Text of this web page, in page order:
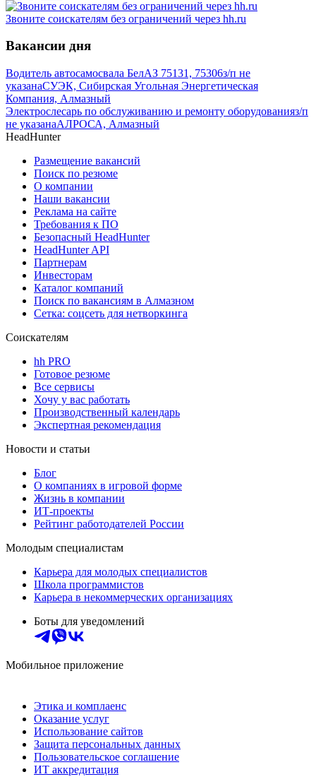
Звоните соискателям без ограничений через hh.ru
Вакансии дня
Водитель автосамосвала БелАЗ 75131, 75306з/п не
указанаСУЭК, Сибирская Угольная Энергетическая
Компания, Алмазный
Электрослесарь по обслуживанию и ремонту оборудованияз/п
не указанаАЛРОСА, Алмазный
HeadHunter
Размещение вакансий
Поиск по резюме
О компании
Наши вакансии
Реклама на сайте
Требования к ПО
Безопасный HeadHunter
HeadHunter API
Партнерам
Инвесторам
Каталог компаний
Поиск по вакансиям в Алмазном
Сетка: соцсеть для нетворкинга
Соискателям
hh PRO
Готовое резюме
Все сервисы
Хочу у вас работать
Производственный календарь
Экспертная рекомендация
Новости и статьи
Блог
О компаниях в игровой форме
Жизнь в компании
ИТ-проекты
Рейтинг работодателей России
Молодым специалистам
Карьера для молодых специалистов
Школа программистов
Карьера в некоммерческих организациях
Боты для уведомлений
Мобильное приложение
Этика и комплаенс
Оказание услуг
Использование сайтов
Защита персональных данных
Пользовательское соглашение
ИТ аккредитация